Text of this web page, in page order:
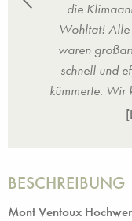
die
Wohltat! Alle
waren
schnell und
kümmerte. Wir
BESCHREIBUNG
Mont Ventoux